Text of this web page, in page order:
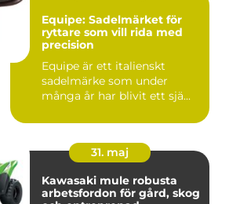
Equipe: Sadelmärket för
ryttare som vill rida med
precision
Equipe är ett italienskt
sadelmärke som under
många år har blivit ett sjä...
31. maj
Kawasaki mule robusta
arbetsfordon för gård, skog